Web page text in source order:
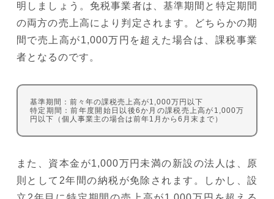
明しましょう。免税事業者は、基準期間と特定期間
の両方の売上高により判定されます。どちらかの期
間で売上高が1,000万円を超えた場合は、課税事業
者となるのです。
基準期間：前々年の課税売上高が1,000万円以下
特定期間：前年度開始日以後6か月の課税売上高が1,000万
円以下（個人事業主の場合は前年1月から6月末まで）
また、資本金が1,000万円未満の新設の法人は、原
則として2年間の納税が免除されます。しかし、設